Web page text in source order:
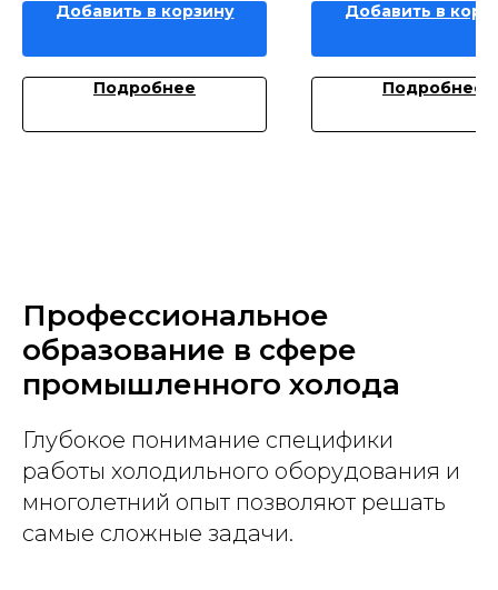
Добавить в корзину
Подробнее
Добавить в
Подробнее
Профессиональное
образование в сфере
промышленного холода
Глубокое понимание специфики
работы холодильного оборудования и
многолетний опыт позволяют решать
самые сложные задачи.